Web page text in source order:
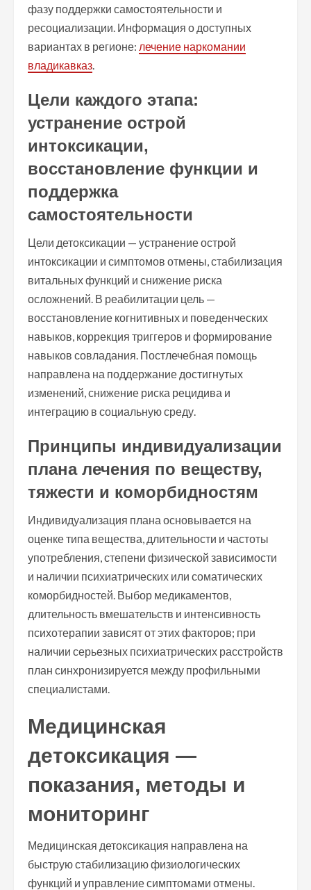
фазу поддержки самостоятельности и
ресоциализации. Информация о доступных
вариантах в регионе: лечение наркомании
владикавказ.
Цели каждого этапа:
устранение острой
интоксикации,
восстановление функции и
поддержка
самостоятельности
Цели детоксикации — устранение острой
интоксикации и симптомов отмены, стабилизация
витальных функций и снижение риска
осложнений. В реабилитации цель —
восстановление когнитивных и поведенческих
навыков, коррекция триггеров и формирование
навыков совладания. Постлечебная помощь
направлена на поддержание достигнутых
изменений, снижение риска рецидива и
интеграцию в социальную среду.
Принципы индивидуализации
плана лечения по веществу,
тяжести и коморбидностям
Индивидуализация плана основывается на
оценке типа вещества, длительности и частоты
употребления, степени физической зависимости
и наличии психиатрических или соматических
коморбидностей. Выбор медикаментов,
длительность вмешательств и интенсивность
психотерапии зависят от этих факторов; при
наличии серьезных психиатрических расстройств
план синхронизируется между профильными
специалистами.
Медицинская
детоксикация —
показания, методы и
мониторинг
Медицинская детоксикация направлена на
быструю стабилизацию физиологических
функций и управление симптомами отмены.